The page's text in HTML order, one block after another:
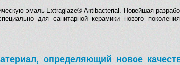
эмаль Extraglaze® Antibacterial. Новейшая
для санитарной керамики нового
определяющий новое